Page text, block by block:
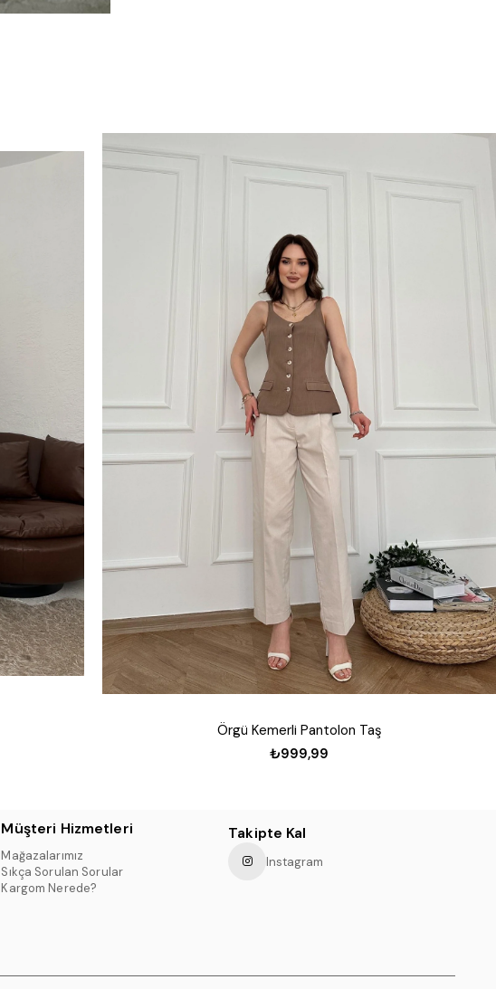
Örgü Kemerli Pantolon Taş
₺999,99
Müşteri Hizmetleri
Mağazalarımız
Sıkça Sorulan Sorular
Kargom Nerede?
Takipte Kal
Instagram